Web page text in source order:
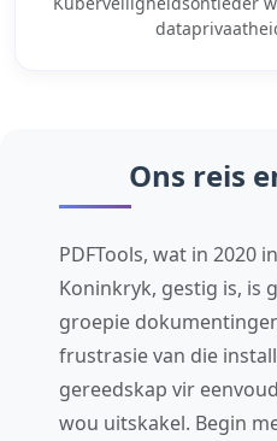
Ons reis
PDFTools, wat in 2020
Koninkryk, gestig is, is
groepie
frustrasie van die
gereedskap vir
wou uitskakel. Begin